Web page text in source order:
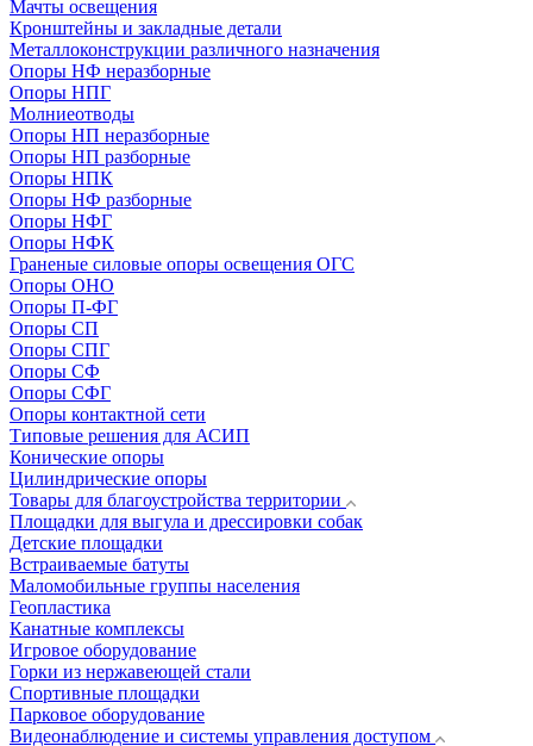
Мачты освещения
Кронштейны и закладные детали
Металлоконструкции различного назначения
Опоры НФ неразборные
Опоры НПГ
Молниеотводы
Опоры НП неразборные
Опоры НП разборные
Опоры НПК
Опоры НФ разборные
Опоры НФГ
Опоры НФК
Граненые силовые опоры освещения ОГС
Опоры ОНО
Опоры П-ФГ
Опоры СП
Опоры СПГ
Опоры СФ
Опоры СФГ
Опоры контактной сети
Типовые решения для АСИП
Конические опоры
Цилиндрические опоры
Товары для благоустройства территории
Площадки для выгула и дрессировки собак
Детские площадки
Встраиваемые батуты
Маломобильные группы населения
Геопластика
Канатные комплексы
Игровое оборудование
Горки из нержавеющей стали
Спортивные площадки
Парковое оборудование
Видеонаблюдение и системы управления доступом